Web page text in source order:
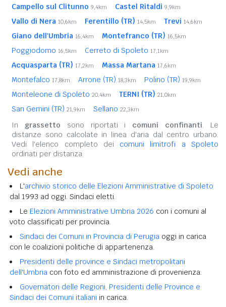
Campello sul Clitunno 9,4km Castel Ritaldi 9,9km
Vallo di Nera 10,6km Ferentillo (TR) 14,5km Trevi 14,6km
Giano dell'Umbria 16,4km Montefranco (TR) 16,5km
Poggiodomo 16,5km Cerreto di Spoleto 17,1km
Acquasparta (TR) 17,2km Massa Martana 17,6km
Montefalco 17,8km Arrone (TR) 18,3km Polino (TR) 19,9km
Monteleone di Spoleto 20,4km TERNI (TR) 21,0km
San Gemini (TR) 21,9km Sellano 22,3km
In grassetto sono riportati i comuni confinanti. Le
distanze sono calcolate in linea d'aria dal centro urbano.
Vedi l'elenco completo dei comuni limitrofi a Spoleto
ordinati per distanza.
Vedi anche
L'archivio storico delle Elezioni Amministrative di Spoleto
dal 1993 ad oggi. Sindaci eletti.
Le Elezioni Amministrative Umbria 2026 con i comuni al
voto classificati per provincia.
Sindaci dei Comuni in Provincia di Perugia oggi in carica
con le coalizioni politiche di appartenenza.
Presidenti delle province e Sindaci metropolitani
dell'Umbria con foto ed amministrazione di provenienza.
Governatori delle Regioni, Presidenti delle Province e
Sindaci dei Comuni italiani in carica.